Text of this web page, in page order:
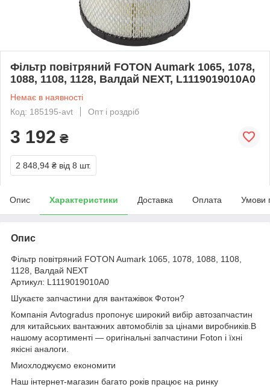
Фільтр повітряний FOTON Aumark 1065, 1078,
1088, 1108, 1128, Валдай NEXT, L1119019010A0
Немає в наявності
Код: 185195-avt
Опт і роздріб
3 192 ₴
2 848,94 ₴ від 8 шт.
Опис Характеристики Доставка Оплата Умови
Опис
Фільтр повітряний FOTON Aumark 1065, 1078, 1088, 1108,
1128, Валдай NEXT
Артикул: L1119019010A0
Шукаєте запчастини для вантажівок Фотон?
Компанія Avtogradus пропонує широкий вибір автозапчастин
для китайських вантажних автомобілів за цінами виробників.В
нашому асортименті — оригінальні запчастини Foton і їхні
якісні аналоги.
Миохлоджуємо економити
Наш інтернет-магазин багато років працює на ринку